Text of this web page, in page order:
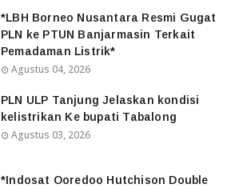
*LBH Borneo Nusantara Resmi Gugat
PLN ke PTUN Banjarmasin Terkait
Pemadaman Listrik*
Agustus 04, 2026
PLN ULP Tanjung Jelaskan kondisi
kelistrikan Ke bupati Tabalong
Agustus 03, 2026
*Indosat Ooredoo Hutchison Double